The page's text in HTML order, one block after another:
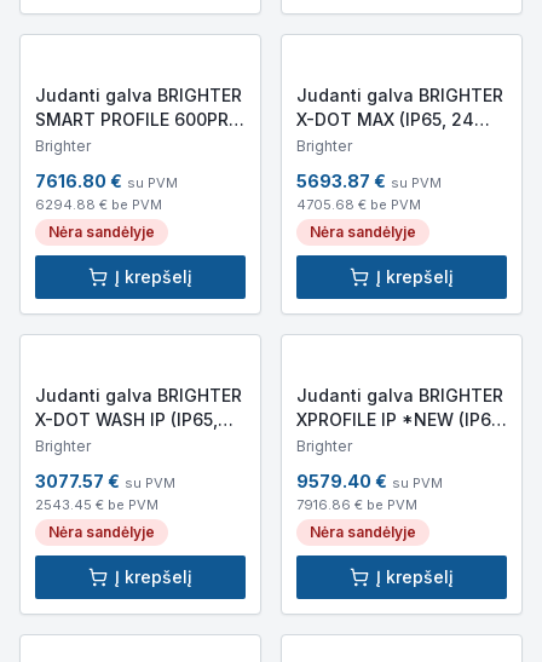
Judanti galva BRIGHTER
SMART PROFILE 600PRO
NEW (IP20, 600W LED,
400x300x700mm, 28kg)
Brighter
7616.80 € su PVM
6294.88 € be PVM
Nėra sandėlyje
Į krepšelį
Judanti galva BRIGHTER
X-DOT MAX (IP65, 24
000lm,
Brighter
5693.87 € su PVM
4705.68 € be PVM
Nėra sandėlyje
Į krepšelį
Judanti galva BRIGHTER
X-DOT WASH IP (IP65,
9200lm,
12,35kg)
Brighter
3077.57 € su PVM
2543.45 € be PVM
Nėra sandėlyje
Į krepšelį
Judanti galva BRIGHTER
XPROFILE IP *NEW (IP65,
800W LED,
Brighter
9579.40 € su PVM
7916.86 € be PVM
Nėra sandėlyje
Į krepšelį